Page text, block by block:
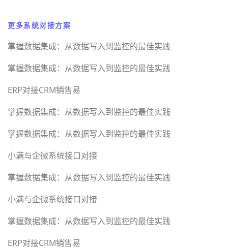
更多系统对接方案
掌握数据集成：从数据写入到监控的最佳实践
掌握数据集成：从数据写入到监控的最佳实践
ERP对接CRM销售易
掌握数据集成：从数据写入到监控的最佳实践
掌握数据集成：从数据写入到监控的最佳实践
小满与企微系统接口对接
掌握数据集成：从数据写入到监控的最佳实践
小满与企微系统接口对接
掌握数据集成：从数据写入到监控的最佳实践
ERP对接CRM销售易